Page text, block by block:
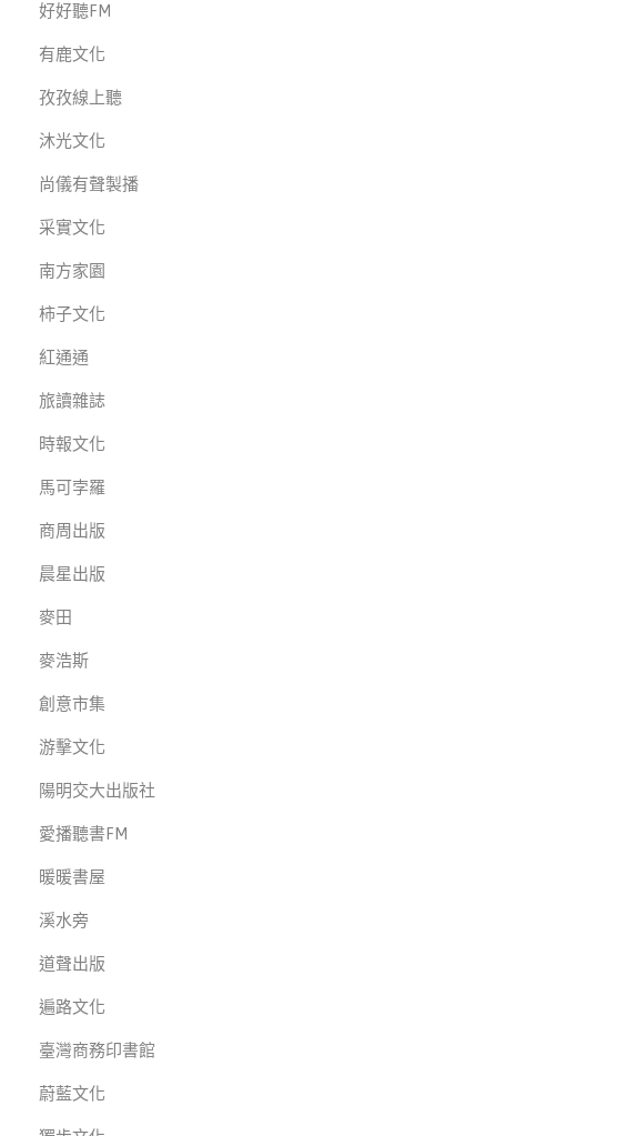
好好聽FM
有鹿文化
孜孜線上聽
沐光文化
尚儀有聲製播
采實文化
南方家園
柿子文化
紅通通
旅讀雜誌
時報文化
馬可孛羅
商周出版
晨星出版
麥田
麥浩斯
創意市集
游擊文化
陽明交大出版社
愛播聽書FM
暖暖書屋
溪水旁
道聲出版
遍路文化
臺灣商務印書館
蔚藍文化